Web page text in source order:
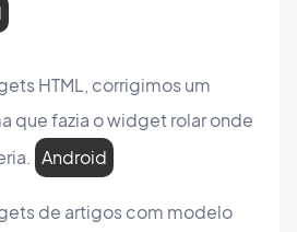
HTML, corrigimos um
que fazia o widget rolar onde
Android
de artigos com modelo